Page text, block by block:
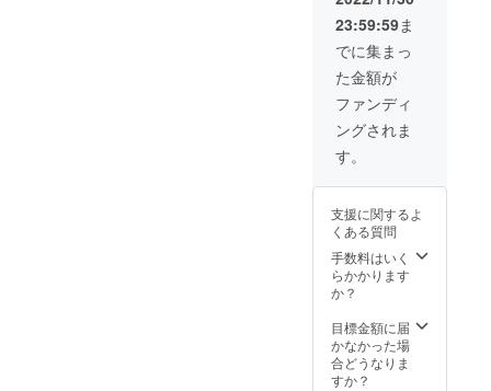
でのご
支援に
限りま
す。ご
注意く
ださい
ませ。
※イラス
いご自
族、ご
友人に
ついて
も応相
提供い
ただ
き、オ
23:59:59ま
でに集まっ
た金額が
ファンディ
ングされま
す。
支援に関するよ
くある質問
手数料はいく
らかかります
か？
目標金額に届
かなかった場
合どうなりま
すか？